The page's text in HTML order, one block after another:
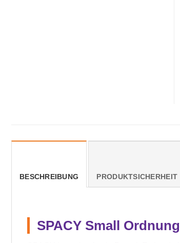
BESCHREIBUNG PRODUKTSICHERHEIT
SPACY Small